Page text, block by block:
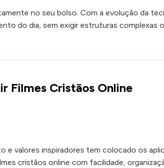
no seu bolso. Com a evolução da
do dia, sem exigir estruturas
Filmes Cristãos Online
valores inspiradores tem colocado os
cristãos online com facilidade,